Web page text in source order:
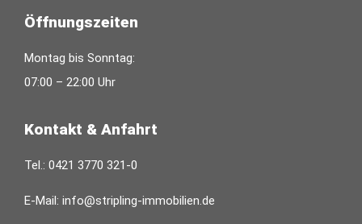
Öffnungszeiten
Montag bis Sonntag:
07:00 – 22:00 Uhr
Kontakt & Anfahrt
Tel.: 0421 3770 321-0
E-Mail: info@stripling-immobilien.de